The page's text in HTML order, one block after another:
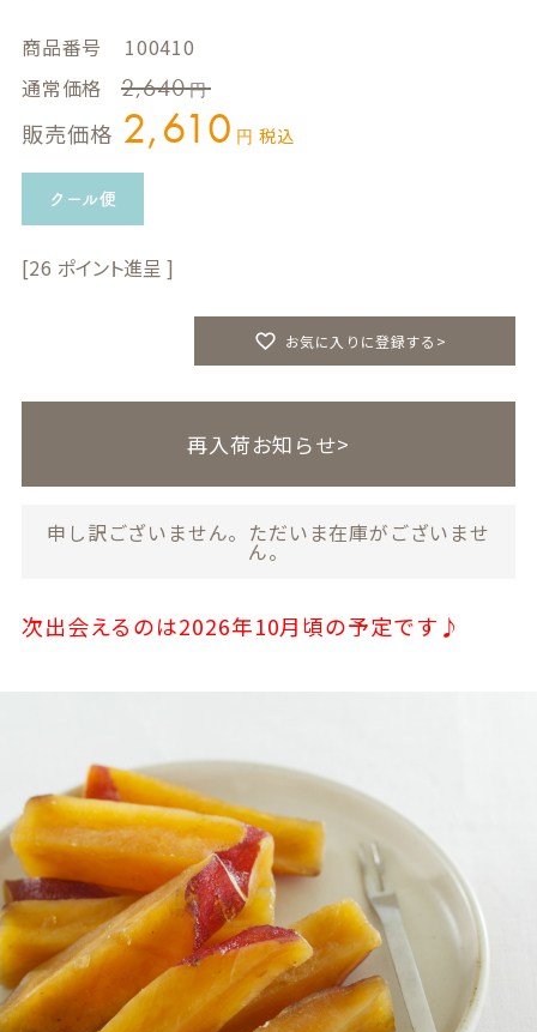
商品番号
100410
通常価格
2,640
販売価格 2,610 税込
クール便
26
お気に入りに登録する>
再入荷お知らせ>
申し訳ございません。ただいま在庫がございませ
ん。
次出会えるのは2026年10月頃の予定です♪